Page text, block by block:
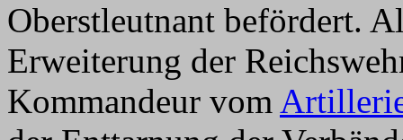
Oberstleutnant befördert.
Erweiterung der
Kommandeur vom